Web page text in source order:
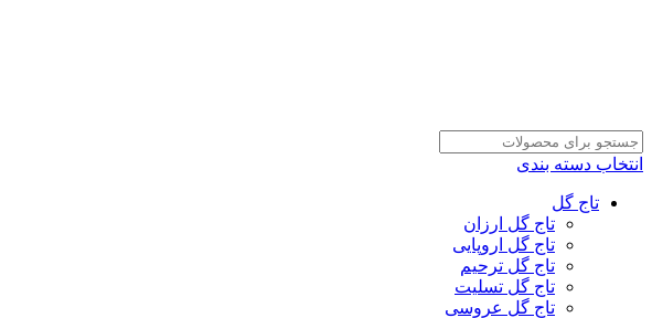
انتخاب دسته بندی
تاج گل
تاج گل ارزان
تاج گل اروپایی
تاج گل ترحیم
تاج گل تسلیت
تاج گل عروسی